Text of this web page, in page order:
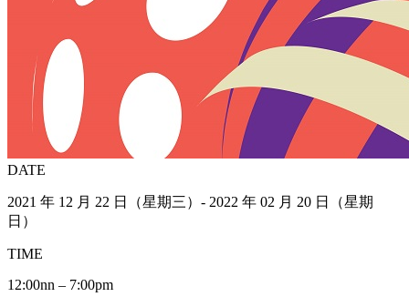
DATE
2021 年 12 月 22 日（星期三）- 2022 年 02 月 20 日（星期
日）
TIME
12:00nn – 7:00pm